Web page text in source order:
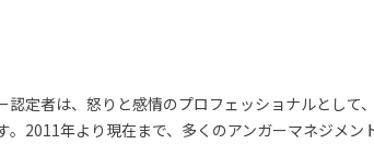
定者は、怒りと感情のプロフェッショナルとして
。2011年より現在まで、多くのアンガーマネジメ